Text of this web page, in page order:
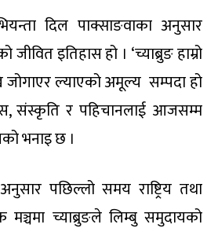
दिल पाक्साङवाका अनुसार
जीवित इतिहास हो । ‘च्याब्रुङ हाम्रो
जोगाएर ल्याएको अमूल्य सम्पदा हो
संस्कृति र पहिचानलाई आजसम्म
भनाइ छ ।
पछिल्लो समय राष्ट्रिय तथा
मञ्चमा च्याब्रुङले लिम्बु समुदायको